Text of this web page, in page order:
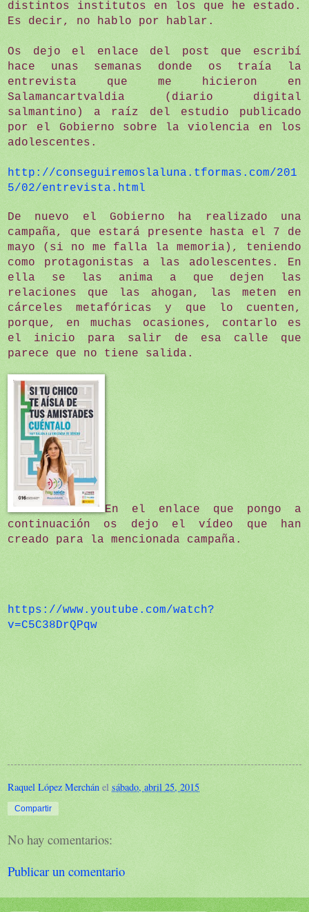
distintos institutos en los que he estado.
Es decir, no hablo por hablar.
Os dejo el enlace del post que escribí
hace unas semanas donde os traía la
entrevista que me hicieron en
Salamancartvaldia (diario digital
salmantino) a raíz del estudio publicado
por el Gobierno sobre la violencia en los
adolescentes.
http://conseguiremoslaluna.tformas.com/201
5/02/entrevista.html
De nuevo el Gobierno ha realizado una
campaña, que estará presente hasta el 7 de
mayo (si no me falla la memoria), teniendo
como protagonistas a las adolescentes. En
ella se las anima a que dejen las
relaciones que las ahogan, las meten en
cárceles metafóricas y que lo cuenten,
porque, en muchas ocasiones, contarlo es
el inicio para salir de esa calle que
parece que no tiene salida.
En el enlace que pongo a
continuación os dejo el vídeo que han
creado para la mencionada campaña.
https://www.youtube.com/watch?
v=C5C38DrQPqw
Raquel López Merchán el sábado, abril 25, 2015
Compartir
No hay comentarios:
Publicar un comentario